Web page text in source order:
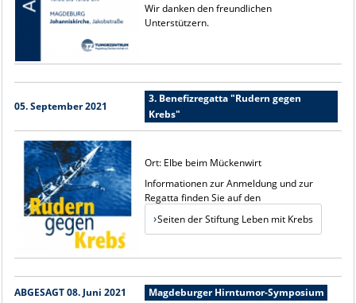
Wir danken den freundlichen
Unterstützern.
05. September 2021
3. Benefizregatta "Rudern gegen
Krebs"
Ort: Elbe beim Mückenwirt
Informationen zur Anmeldung und zur
Regatta finden Sie auf den
Seiten der Stiftung Leben mit Krebs
ABGESAGT 08. Juni 2021 Magdeburger Hirntumor-Symposium